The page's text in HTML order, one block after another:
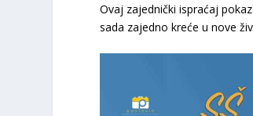
Ovaj zajednički ispraćaj
sada zajedno kreće u nove